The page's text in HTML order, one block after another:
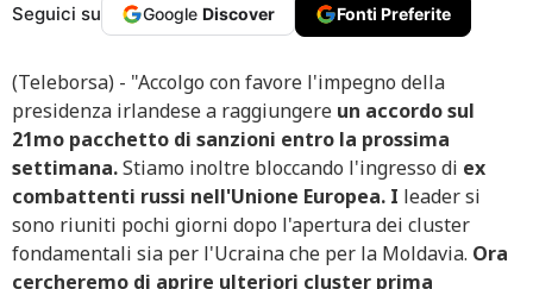
Seguici su Google Discover Fonti Preferite
(Teleborsa) - "Accolgo con favore l'impegno della
presidenza irlandese a raggiungere un accordo sul
21mo pacchetto di sanzioni entro la prossima
settimana.Stiamo inoltre bloccando l'ingresso di ex
combattenti russi nell'Unione Europea. I leader si
sono riuniti pochi giorni dopo l'apertura dei cluster
fondamentali sia per l'Ucraina che per la Moldavia. Ora
cercheremo di aprire ulteriori cluster prima